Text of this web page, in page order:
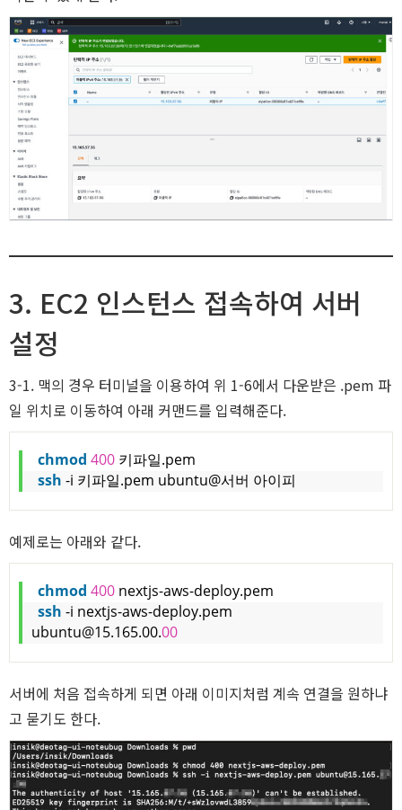
3. EC2 인스턴스 접속하여 서버
설정
3-1. 맥의 경우 터미널을 이용하여 위 1-6에서 다운받은 .pem 파
일 위치로 이동하여 아래 커맨드를 입력해준다.
chmod 400 키파일.pem
ssh -i 키파일.pem ubuntu@서버 아이피
예제로는 아래와 같다.
chmod 400 nextjs-aws-deploy.pem
ssh -i nextjs-aws-deploy.pem
ubuntu@15.165.00.00
서버에 처음 접속하게 되면 아래 이미지처럼 계속 연결을 원하냐
고 묻기도 한다.